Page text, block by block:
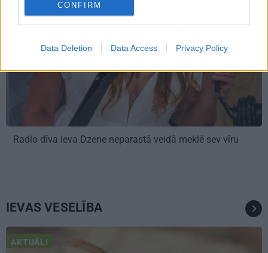
CONFIRM
Data Deletion Data Access Privacy Policy
Radio dīva Ieva Dzene neparastā veidā meklē sev vīru
IEVAS VESELĪBA
AKTUĀLI